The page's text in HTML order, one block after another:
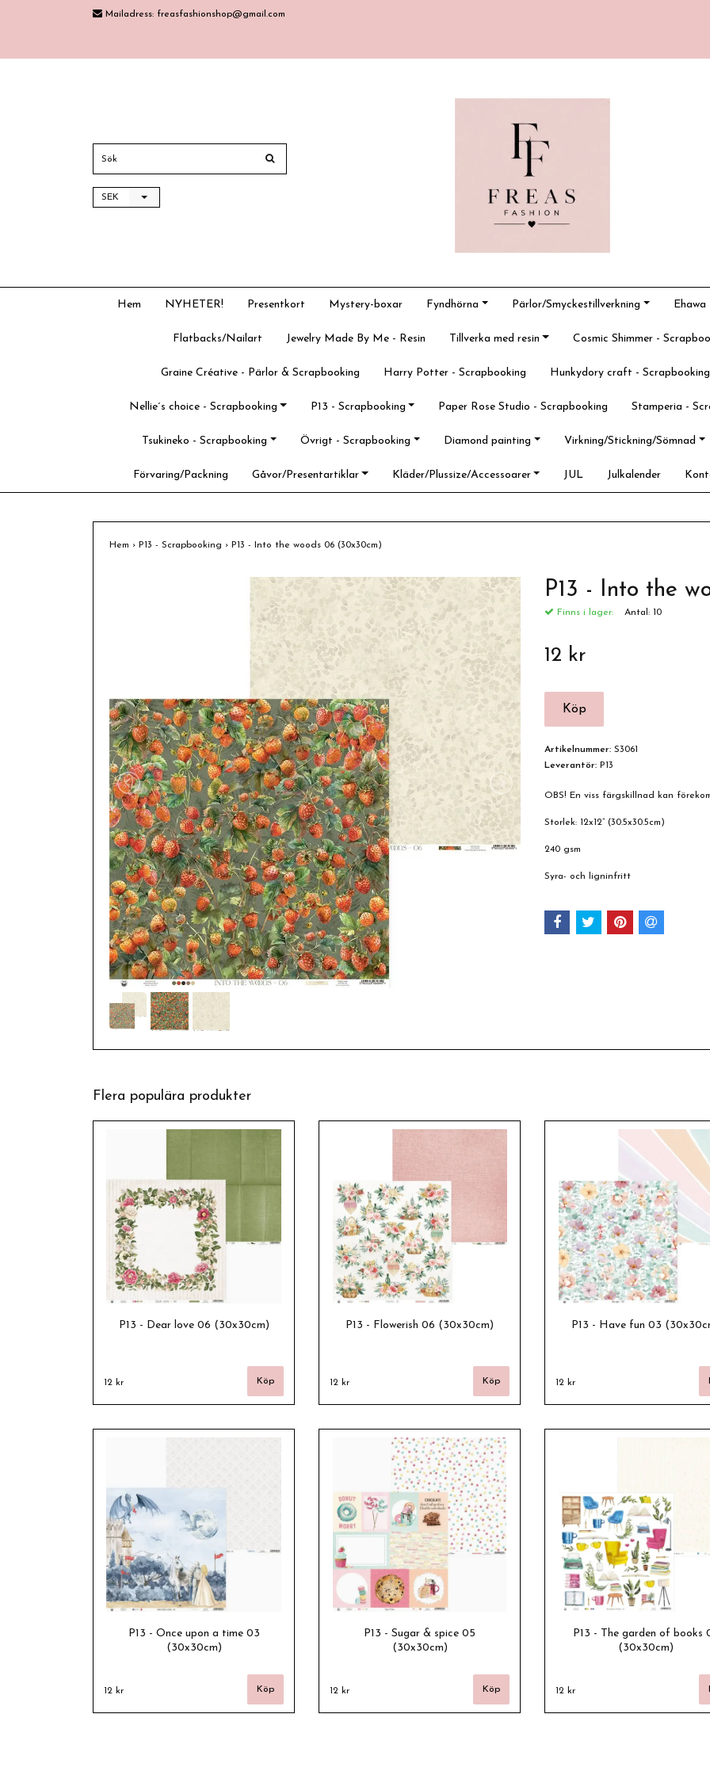
Mailadress: freasfashionshop@gmail.com
SEK
Hem NYHETER! Presentkort Mystery-boxar Fyndhörna Pärlor/Smyckestillverkning Ehawa
Flatbacks/Nailart Jewelry Made By Me - Resin Tillverka med resin Cosmic Shimmer -
Graine Créative - Pärlor & Scrapbooking Harry Potter - Scrapbooking Hunkydory craft - Scrapbooking
Nellie´s choice - Scrapbooking P13 - Scrapbooking Paper Rose Studio - Scrapbooking Stamperia -
Tsukineko - Scrapbooking Övrigt - Scrapbooking Diamond painting Virkning/Stickning/Sömnad
Förvaring/Packning Gåvor/Presentartiklar Kläder/Plussize/Accessoarer JUL Julkalender
Hem › P13 - Scrapbooking › P13 - Into the woods 06 (30x30cm)
P13 - Into the
Finns i lager: Antal: 10
12 kr
Artikelnummer: S3061
Leverantör: P13
OBS! En viss färgskillnad kan
Storlek: 12x12” (30.5x30.5cm)
240 gsm
Syra- och ligninfritt
Flera populära produkter
P13 - Dear love 06 (30x30cm)
12 kr
P13 - Flowerish 06 (30x30cm)
12 kr
P13 - Have fun 03
12 kr
P13 - Once upon a time 03
(30x30cm)
12 kr
P13 - Sugar & spice 05
(30x30cm)
12 kr
P13 - The garden of books
(30x30cm)
12 kr